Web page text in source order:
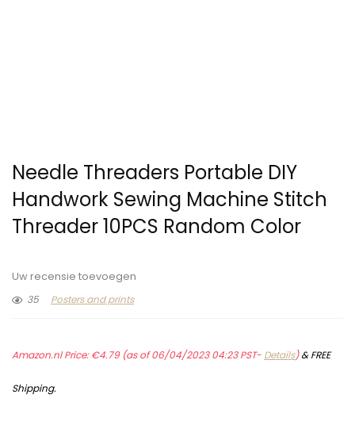
Needle Threaders Portable DIY
Handwork Sewing Machine Stitch
Threader 10PCS Random Color
Uw recensie toevoegen
35
Posters and prints
Amazon.nl Price:€4.79(as of 06/04/2023 04:23 PST- Details)&FREE
Shipping.